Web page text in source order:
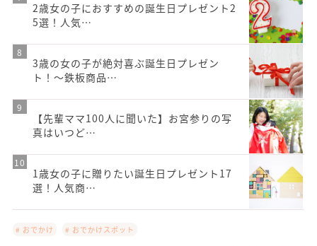
2歳女の子におすすめの誕生日プレゼント2
5選！人気…
3歳の女の子が絶対喜ぶ誕生日プレゼン
ト！〜鉄板商品…
【先輩ママ100人に聞いた】お宮参りの写
真はいつど…
1歳女の子に贈りたい誕生日プレゼント17
選！人気商…
# おでかけ # おでかけスポット